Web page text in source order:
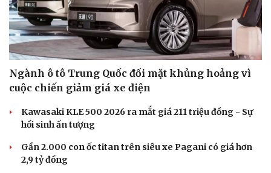
Ngành ô tô Trung Quốc đối mặt khủng hoảng vì
cuộc chiến giảm giá xe điện
Kawasaki KLE 500 2026 ra mắt giá 211 triệu đồng - Sự
hồi sinh ấn tượng
Gần 2.000 con ốc titan trên siêu xe Pagani có giá hơn
2,9 tỷ đồng